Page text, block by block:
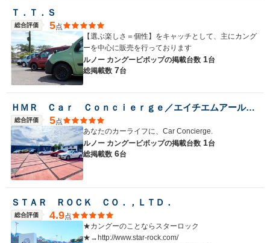
Ｔ．Ｔ．Ｓ
総合評価 5点
【選ぶ楽しさ＝個性】をキャッチとして、主にカング
ーを中心に販売を行っております
ルノー カングービボップの掲載台数 1台
総掲載数 7台
ＨＭＲ Ｃａｒ Ｃｏｎｃｉｅｒｇｅ／エイチエムアールカーコンシェルジュ
総合評価 5点
あなたのカーライフに、Car Concierge.
ルノー カングービボップの掲載台数 1台
総掲載数 6台
ＳＴＡＲ ＲＯＣＫ ＣＯ．，ＬＴＤ．
総合評価 4.9点
★カングーのことならスターロック
★→http://www.star-rock.com/